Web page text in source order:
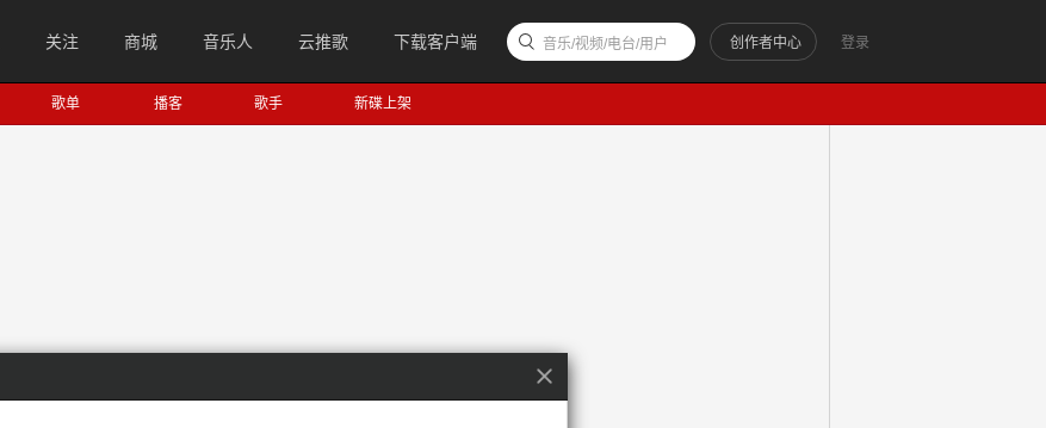
关注 商城 音乐人 云推歌 下载客户端 登录
创作者中心
音乐/视频/电台/用户
歌单 播客 歌手 新碟上架